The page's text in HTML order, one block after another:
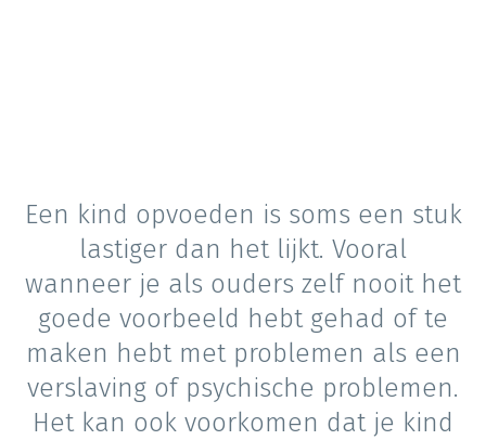
Een kind opvoeden is soms een stuk
lastiger dan het lijkt. Vooral
wanneer je als ouders zelf nooit het
goede voorbeeld hebt gehad of te
maken hebt met problemen als een
verslaving of psychische problemen.
Het kan ook voorkomen dat je kind